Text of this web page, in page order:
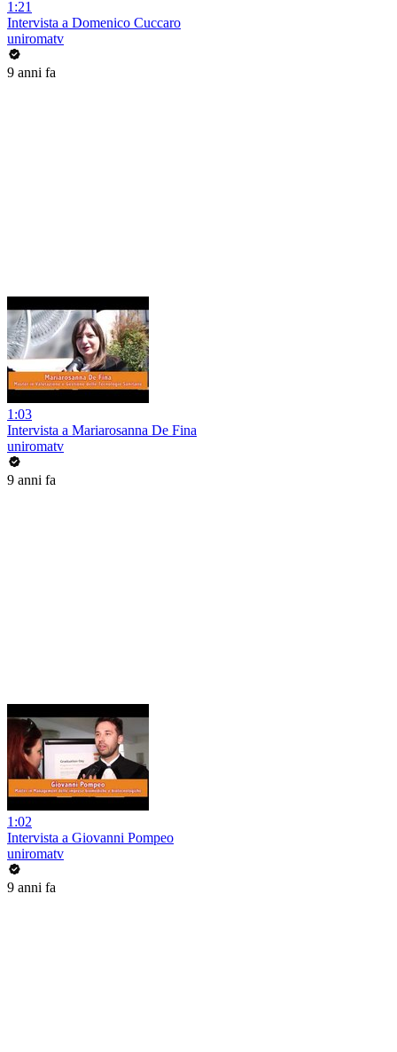
1:21
Intervista a Domenico Cuccaro
uniromatv
9 anni fa
1:03
Intervista a Mariarosanna De Fina
uniromatv
9 anni fa
1:02
Intervista a Giovanni Pompeo
uniromatv
9 anni fa